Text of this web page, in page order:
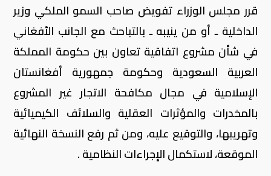
قرر مجلس الوزراء تفويض صاحب السمو الملكي وزير
الداخلية ـ أو من ينيبه ـ بالتباحث مع الجانب الأفغاني
في شأن مشروع اتفاقية تعاون بين حكومة المملكة
العربية السعودية وحكومة جمهورية أفغانستان
الإسلامية في مجال مكافحة الاتجار غير المشروع
بالمخدرات والمؤثرات العقلية والسلائف الكيميائية
وتهريبها، والتوقيع عليه، ومن ثم رفع النسخة النهائية
الموقعة، لاستكمال الإجراءات النظامية .